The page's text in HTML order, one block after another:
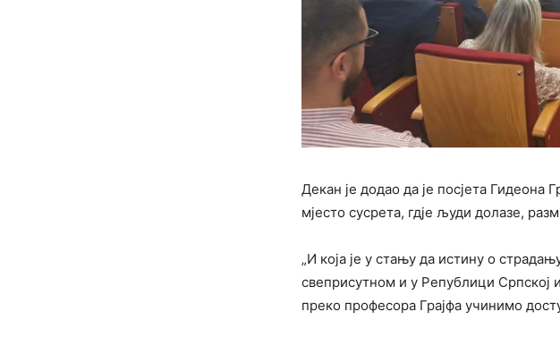
Декан је додао да је посјета Гидеона
мјесто сусрета, гдје људи долазе,
„И која је у стању да истину о
свеприсутном и у Републици Српској
преко професора Грајфа учинимо